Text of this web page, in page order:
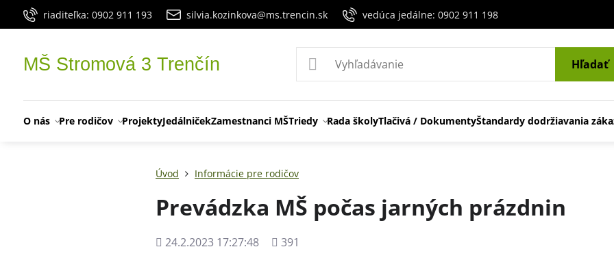
riaditeľka: 0902 911 193 silvia.kozinkova@ms.trencin.sk vedúca jedálne: 0902 911 198
MŠ Stromová 3 Trenčín Hľadať
O nás Pre rodičov ProjektyJedálničekZamestnanci MŠTriedy Rada školyTlačivá / DokumentyŠtandardy dodržiavania
Úvod Informácie pre rodičov
Prevádzka MŠ počas jarných prázdnin
Pridané
24.2.2023 17:27:48
Počet
391